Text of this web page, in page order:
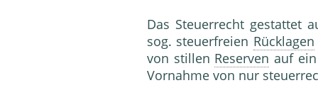
Das Steuerrecht gestattet
sog. steuerfreien Rücklagen
von stillen Reserven auf
Vornahme von nur